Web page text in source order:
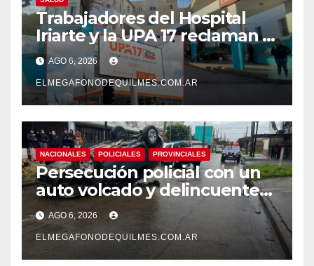
Trabajadores del Hospital
Iriarte y la UPA 17 reclaman el
pase a planta de becarios y
mejoras laborales
AGO 6, 2026
ELMEGAFONODEQUILMES.COM.AR
NACIONALES POLICIALES PROVINCIALES
Persecución policial con un
auto volcado y delincuentes
detenidos en San Francisco
Solano
AGO 6, 2026
ELMEGAFONODEQUILMES.COM.AR